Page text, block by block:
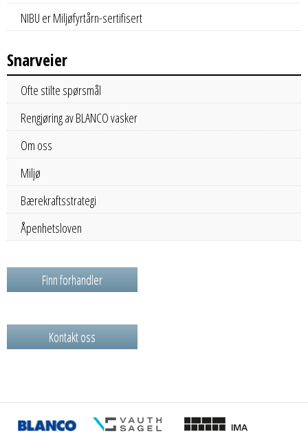
NIBU er Miljøfyrtårn-sertifisert
Snarveier
Ofte stilte spørsmål
Rengjøring av BLANCO vasker
Om oss
Miljø
Bærekraftsstrategi
Åpenhetsloven
Finn forhandler
Kontakt oss